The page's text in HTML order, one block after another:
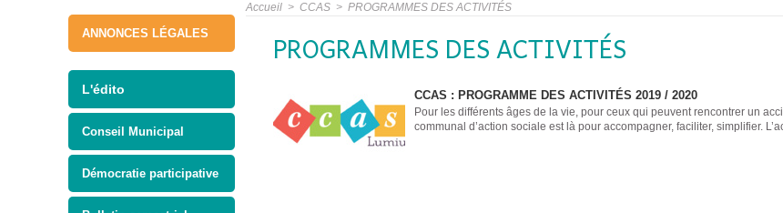
ANNONCES LÉGALES
L'édito
Conseil Municipal
Démocratie participative
Accueil > CCAS > PROGRAMMES DES ACTIVITÉS
PROGRAMMES DES ACTIVITÉS
CCAS : PROGRAMME DES ACTIVITÉS 2019 / 2020
Pour les différents âges de la vie, pour ceux qui peuvent rencontrer un
communal d’action sociale est là pour accompagner, faciliter, simplifier.